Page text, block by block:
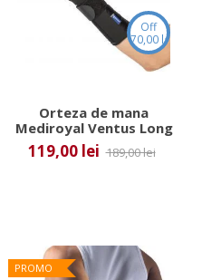
Off
70,00 lei
Orteza de mana
Mediroyal Ventus Long
119,00 lei 189,00 lei
PROMO